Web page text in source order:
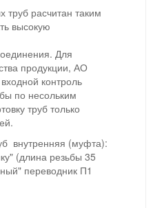
труб расчитан таким
высокую
Для
продукции, АО
контроль
по несольким
труб только
внутренняя (муфта):
(длина резьбы 35
переводник П1